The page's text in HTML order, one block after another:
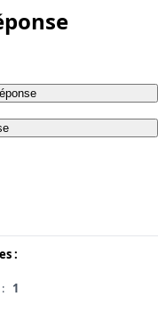
:
1